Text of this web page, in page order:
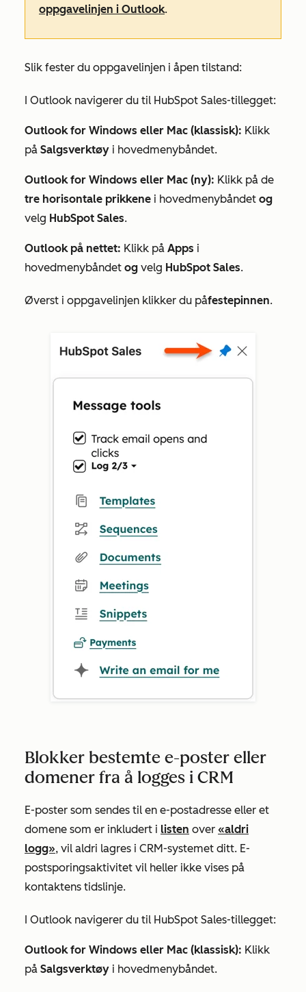
oppgavelinjen i Outlook.
Slik fester du oppgavelinjen i åpen tilstand:
I Outlook navigerer du til HubSpot Sales-tillegget:
Outlook for Windows eller Mac (klassisk): Klikk
på Salgsverktøy i hovedmenybåndet.
Outlook for Windows eller Mac (ny): Klikk på de
tre horisontale prikkene i hovedmenybåndet og
velg HubSpot Sales.
Outlook på nettet: Klikk på Apps i
hovedmenybåndet og velg HubSpot Sales.
Øverst i oppgavelinjen klikker du påfestepinnen.
Blokker bestemte e-poster eller
domener fra å logges i CRM
E-poster som sendes til en e-postadresse eller et
domene som er inkludert i listen over «aldri
logg», vil aldri lagres i CRM-systemet ditt. E-
postsporingsaktivitet vil heller ikke vises på
kontaktens tidslinje.
I Outlook navigerer du til HubSpot Sales-tillegget:
Outlook for Windows eller Mac (klassisk): Klikk
på Salgsverktøy i hovedmenybåndet.